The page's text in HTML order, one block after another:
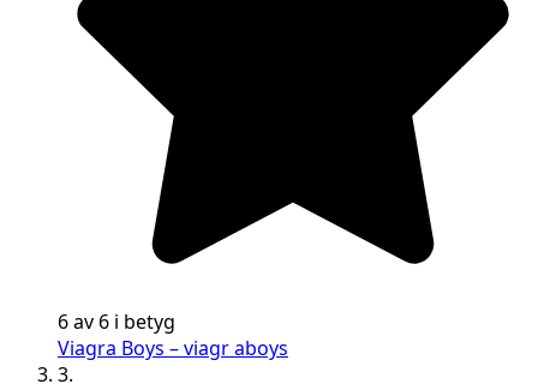
6 av 6 i betyg
Viagra Boys – viagr aboys
3.